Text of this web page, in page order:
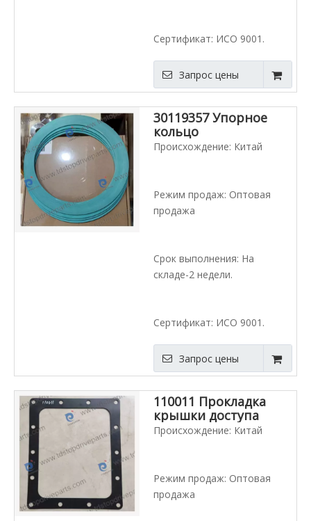
Сертификат: ИСО 9001.
Запрос цены
30119357 Упорное
кольцо
Происхождение: Китай
Режим продаж: Оптовая
продажа
Срок выполнения: На
складе-2 недели.
Сертификат: ИСО 9001.
Запрос цены
110011 Прокладка
крышки доступа
Происхождение: Китай
Режим продаж: Оптовая
продажа